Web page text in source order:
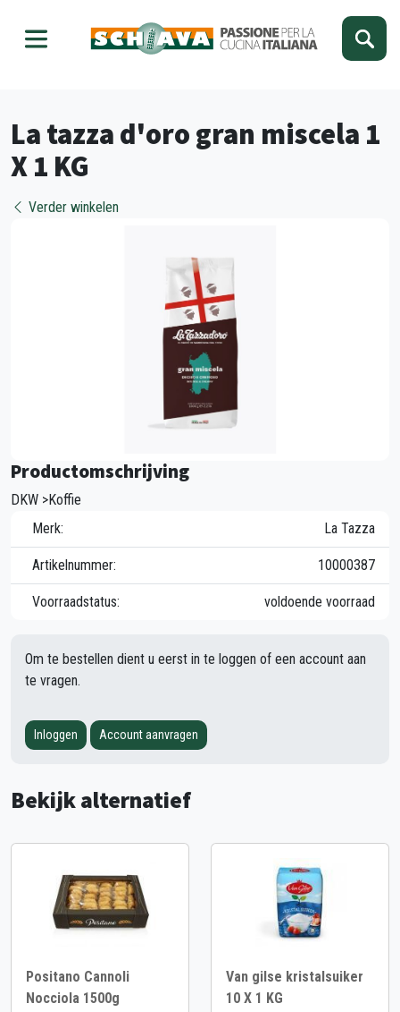
La tazza d'oro gran miscela 1
X 1 KG
Verder winkelen
Productomschrijving
DKW >Koffie
Merk:
La Tazza
Artikelnummer: 10000387
Voorraadstatus: voldoende voorraad
Om te bestellen dient u eerst in te loggen of een account aan
te vragen.
Inloggen Account aanvragen
Bekijk alternatief
Positano Cannoli
Nocciola 1500g
Van gilse kristalsuiker
10 X 1 KG